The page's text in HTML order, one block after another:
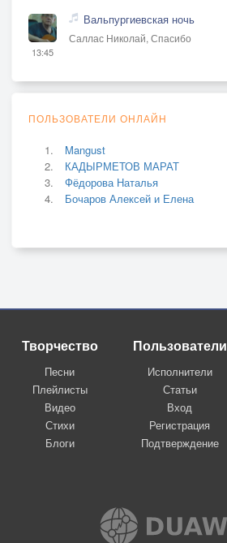
13:45
Вальпургиевская ночь
Саллас Николай, Спасибо
ПОЛЬЗОВАТЕЛИ ОНЛАЙН
Mangust
КАДЫРМЕТОВ МАРАТ
Фёдорова Наталья
Бочаров Алексей и Елена
Творчество
Песни
Плейлисты
Видео
Стихи
Блоги
Пользователи
Исполнители
Статьи
Вход
Регистрация
Подтверждение